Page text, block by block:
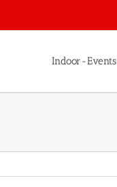
Indoor-Events